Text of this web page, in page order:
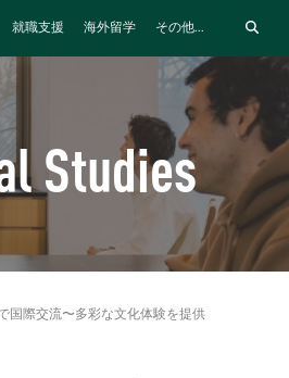
就職支援 海外留学 その他...
Studies
国際交流〜多彩な文化体験を提供